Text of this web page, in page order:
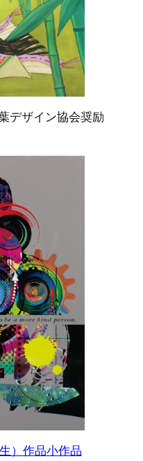
デザイン協会奨励
）作品小作品